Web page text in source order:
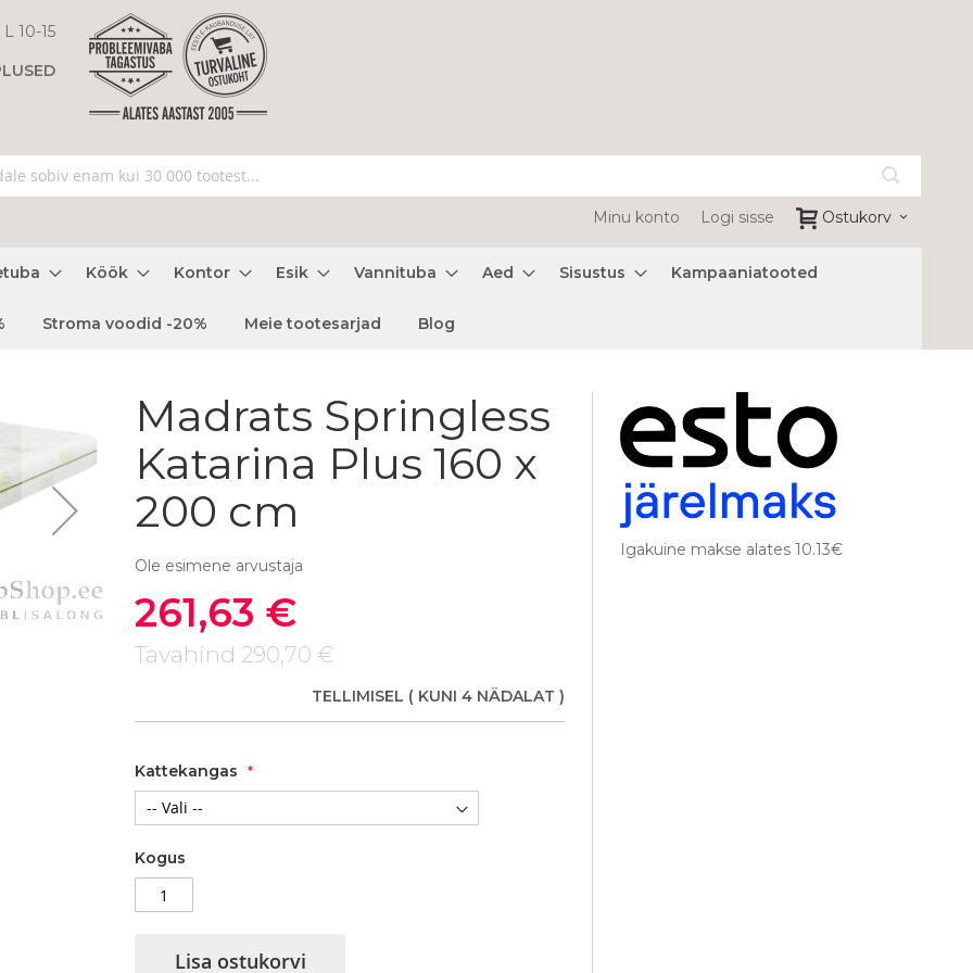
10-15
Ostukorv
Minu konto Logi sisse
Köök Kontor Esik Vannituba Aed Sisustus Kampaaniatooted
Stroma voodid -20% Meie tootesarjad Blog
Madrats Springless Katarina Plus
Igakuine makse alates 10.13€
Madrats Springless
Katarina Plus 160 x
200 cm
Ole esimene arvustaja
Soodushind
261,63 €
Tavahind 290,70 €
TELLIMISEL ( KUNI 4 NÄDALAT )
Kattekangas
Kogus
Lisa ostukorvi